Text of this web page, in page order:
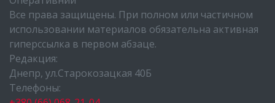
Все права защищены. При полном или частичном
использовании материалов обязательна активная
гиперссылка в первом абзаце.
Редакция:
Днепр, ул.Старокозацкая 40Б
Телефоны: